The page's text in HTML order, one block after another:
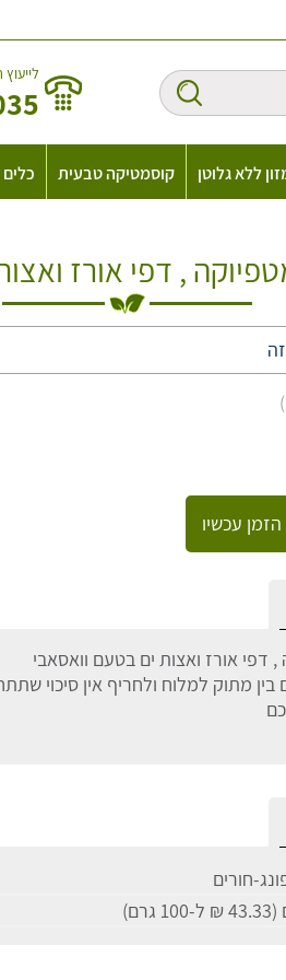
לייעוץ
ללא גלוטן קוסמטיקה טבעית כלים
, דפי אורז
הזמן עכשיו
דפי אורז ואצות ים בטעם וואסאבי
מתוק למלוח ולחריף אין סיכוי
חורים